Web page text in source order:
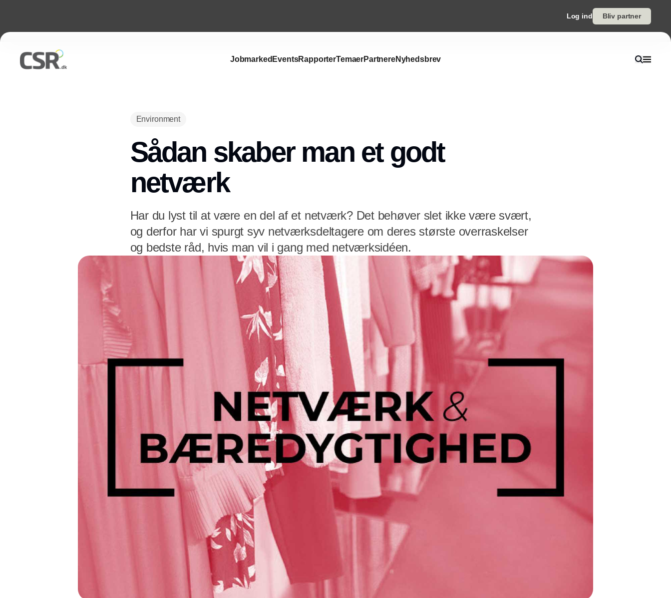
Log ind Bliv partner
Jobmarked EventsRapporterTemaerPartnereNyhedsbrev
Environment
Sådan skaber man et godt
netværk
Har du lyst til at være en del af et netværk? Det behøver slet ikke være svært,
og derfor har vi spurgt syv netværksdeltagere om deres største overraskelser
og bedste råd, hvis man vil i gang med netværksidéen.